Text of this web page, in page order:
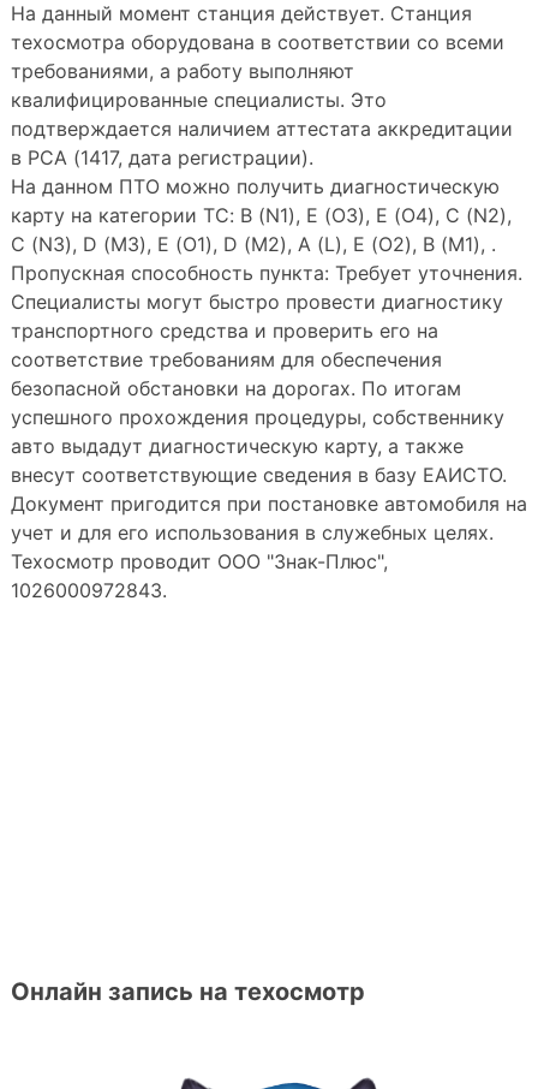
На данный момент станция действует. Станция
техосмотра оборудована в соответствии со всеми
требованиями, а работу выполняют
квалифицированные специалисты. Это
подтверждается наличием аттестата аккредитации
в РСА (1417, дата регистрации).
На данном ПТО можно получить диагностическую
карту на категории ТС: B (N1), E (O3), E (O4), C (N2),
C (N3), D (M3), E (O1), D (M2), A (L), E (O2), B (M1), .
Пропускная способность пункта: Требует уточнения.
Специалисты могут быстро провести диагностику
транспортного средства и проверить его на
соответствие требованиям для обеспечения
безопасной обстановки на дорогах. По итогам
успешного прохождения процедуры, собственнику
авто выдадут диагностическую карту, а также
внесут соответствующие сведения в базу ЕАИСТО.
Документ пригодится при постановке автомобиля на
учет и для его использования в служебных целях.
Техосмотр проводит ООО "Знак-Плюс",
1026000972843.
Онлайн запись на техосмотр